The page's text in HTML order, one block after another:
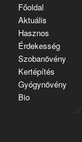
Főoldal
Aktuális
Hasznos
Érdekesség
Szobanövény
Kertépítés
Gyógynövény
Bio